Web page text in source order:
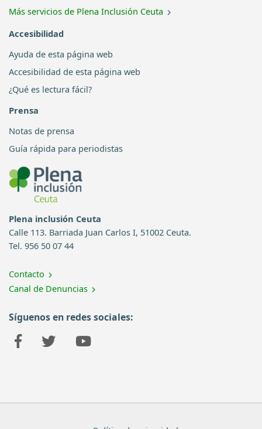
Más servicios de Plena Inclusión Ceuta
Accesibilidad
Ayuda de esta página web
Accesibilidad de esta página web
¿Qué es lectura fácil?
Prensa
Notas de prensa
Guía rápida para periodistas
Plena inclusión Ceuta
Calle 113. Barriada Juan Carlos I, 51002 Ceuta.
Tel. 956 50 07 44
Contacto
Canal de Denuncias
Síguenos en redes sociales: